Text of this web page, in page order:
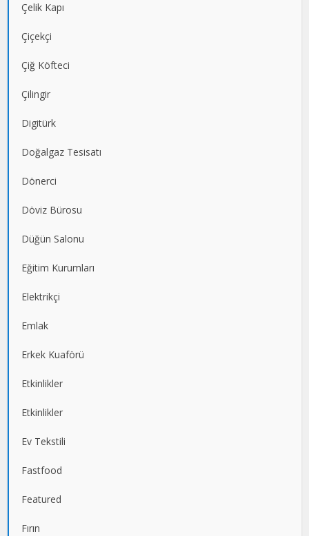
Çelik Kapı
Çiçekçi
Çiğ Köfteci
Çilingir
Digitürk
Doğalgaz Tesisatı
Dönerci
Döviz Bürosu
Düğün Salonu
Eğitim Kurumları
Elektrikçi
Emlak
Erkek Kuaförü
Etkinlikler
Etkinlikler
Ev Tekstili
Fastfood
Featured
Fırın